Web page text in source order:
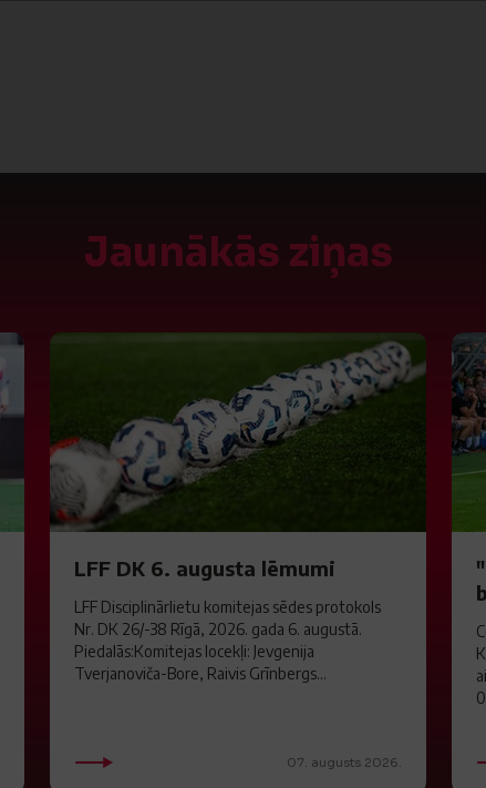
Jaunākās ziņas
LFF DK 6. augusta lēmumi
LFF Disciplinārlietu komitejas sēdes protokols
Nr. DK 26/-38 Rīgā, 2026. gada 6. augustā.
Piedalās:Komitejas locekļi: Jevgenija
Tverjanoviča-Bore, Raivis Grīnbergs...
07. augusts 2026.